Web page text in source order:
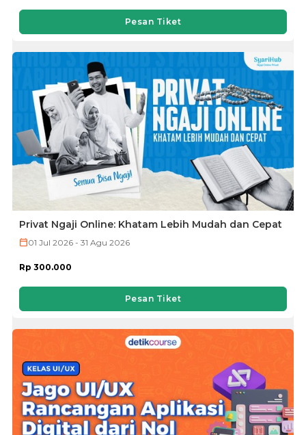
Pesan Tiket
Privat Ngaji Online: Khatam Lebih Mudah dan Cepat
01 Jul 2026 - 31 Agu 2026
Rp 300.000
Pesan Tiket